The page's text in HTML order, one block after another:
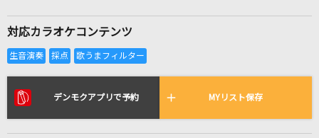
リアルタイムで歌われている曲の一覧
[生音]裸の勇者
対応カラオケコンテンツ
デンモクアプリで予約 MYリスト保存